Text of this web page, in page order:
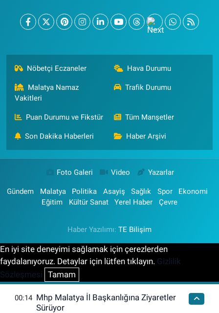
Nöbetçi Eczaneler Hava Durumu
Malatya Namaz
Vakitleri
Trafik Durumu
Puan Durumu ve Fikstür Tüm Manşetler
Son Dakika Haberleri Haber Arşivi
Foto Galeri Video Yazarlar
Gündem Malatya Politika Asayiş Sağlık Spor
Ekonomi
Eğitim
Kültür Sanat Yerel Haber Çevre
Haber Yazılımı: TE Bilişim
En iyi site deneyimi sağlamak için çerezlerden
faydalanıyoruz. Detaylar için lütfen tıklayın. Gizlilik
Sözleşmesi Tamam
00:14 Mhp Malatya İl Başkanlığına Ziyaretler
Sürüyor